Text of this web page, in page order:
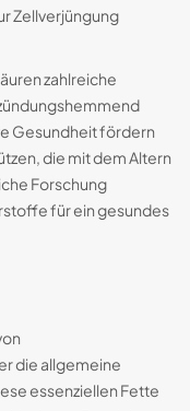
Zellverjüngung
zahlreiche
Gesundheit fördern
die mit dem Altern
Forschung
für ein gesundes
die allgemeine
essenziellen Fette